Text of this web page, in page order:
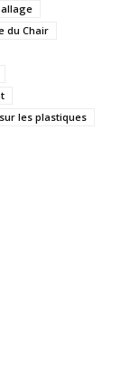
du Chair
les plastiques